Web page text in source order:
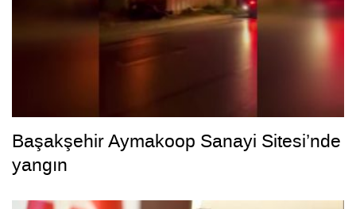
Başakşehir Aymakoop Sanayi Sitesi’nde
yangın